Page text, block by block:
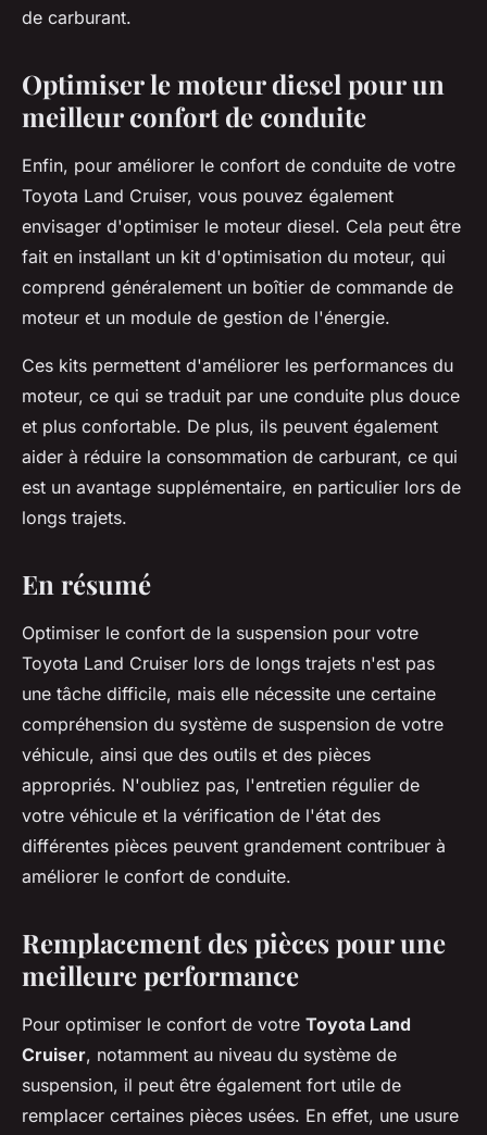
de carburant.
Optimiser le moteur diesel pour un
meilleur confort de conduite
Enfin, pour améliorer le confort de conduite de votre
Toyota Land Cruiser, vous pouvez également
envisager d'optimiser le moteur diesel. Cela peut être
fait en installant un kit d'optimisation du moteur, qui
comprend généralement un boîtier de commande de
moteur et un module de gestion de l'énergie.
Ces kits permettent d'améliorer les performances du
moteur, ce qui se traduit par une conduite plus douce
et plus confortable. De plus, ils peuvent également
aider à réduire la consommation de carburant, ce qui
est un avantage supplémentaire, en particulier lors de
longs trajets.
En résumé
Optimiser le confort de la suspension pour votre
Toyota Land Cruiser lors de longs trajets n'est pas
une tâche difficile, mais elle nécessite une certaine
compréhension du système de suspension de votre
véhicule, ainsi que des outils et des pièces
appropriés. N'oubliez pas, l'entretien régulier de
votre véhicule et la vérification de l'état des
différentes pièces peuvent grandement contribuer à
améliorer le confort de conduite.
Remplacement des pièces pour une
meilleure performance
Pour optimiser le confort de votre Toyota Land
Cruiser, notamment au niveau du système de
suspension, il peut être également fort utile de
remplacer certaines pièces usées. En effet, une usure